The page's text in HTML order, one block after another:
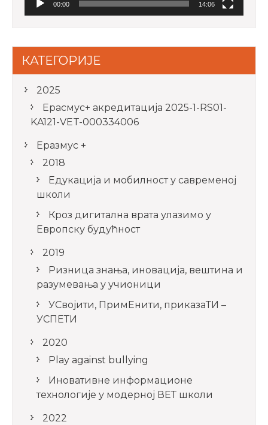
00:00 14:06
КАТЕГОРИЈЕ
2025
Ерасмус+ акредитацијa 2025-1-RS01-
KA121-VET-000334006
Еразмус +
2018
Едукација и мобилност у савременој
школи
Кроз дигитална врата улазимо у
Европску будућност
2019
Ризница знања, иновација, вештина и
разумевања у учионици
УСвојити, ПримЕнити, приказаТИ –
УСПЕТИ
2020
Play against bullying
Иновативне информационе
технологије у модерној ВЕТ школи
2022